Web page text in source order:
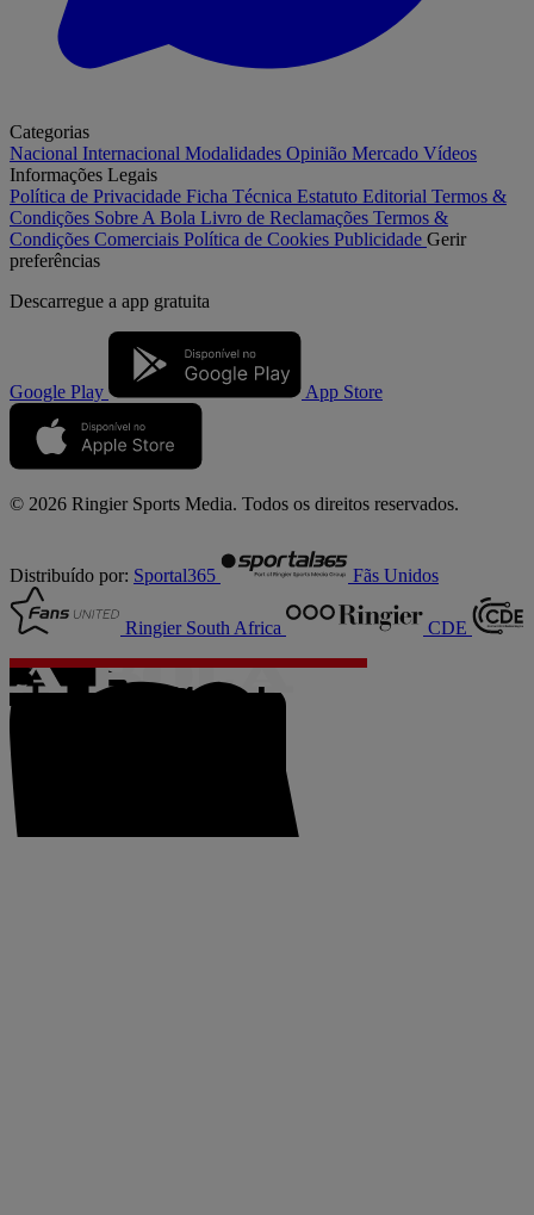
Categorias
Nacional Internacional Modalidades Opinião Mercado Vídeos
Informações Legais
Política de Privacidade Ficha Técnica Estatuto Editorial Termos &
Condições Sobre A Bola Livro de Reclamações Termos &
Condições Comerciais Política de Cookies Publicidade Gerir
preferências
Descarregue a app gratuita
Google Play App Store
© 2026 Ringier Sports Media. Todos os direitos reservados.
Distribuído por: Sportal365 Fãs Unidos
Ringier South Africa CDE